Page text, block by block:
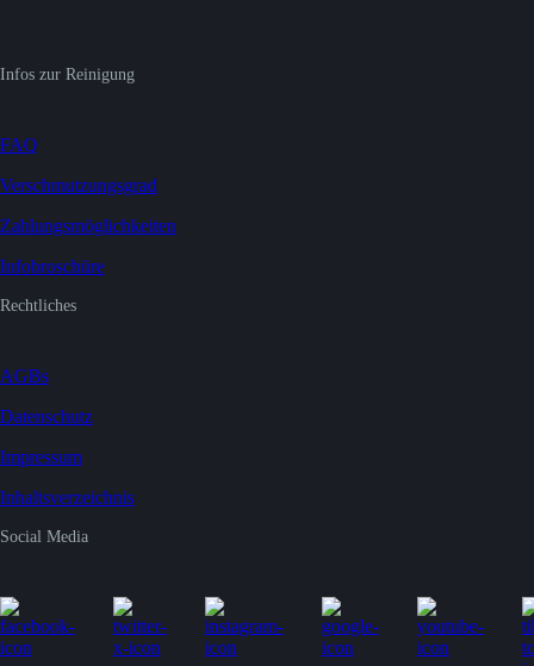
Infos zur Reinigung
FAQ
Verschmutzungsgrad
Zahlungsmöglichkeiten
Infobroschüre
Rechtliches
AGBs
Datenschutz
Impressum
Inhaltsverzeichnis
Social Media